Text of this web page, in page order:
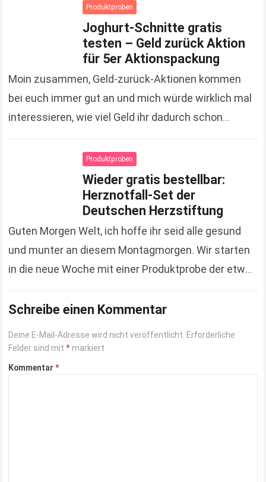
Produktproben
Joghurt-Schnitte gratis
testen – Geld zurück Aktion
für 5er Aktionspackung
Moin zusammen, Geld-zurück-Aktionen kommen
bei euch immer gut an und mich würde wirklich mal
interessieren, wie viel Geld ihr dadurch schon
Unsummen, die…Read more
Produktproben
Wieder gratis bestellbar:
Herznotfall-Set der
Deutschen Herzstiftung
Guten Morgen Welt, ich hoffe ihr seid alle gesund
und munter an diesem Montagmorgen. Wir starten
in die neue Woche mit einer Produktprobe der etwas
Schreibe einen Kommentar
Deine E-Mail-Adresse wird nicht veröffentlicht. Erforderliche
Felder sind mit* markiert
Kommentar*